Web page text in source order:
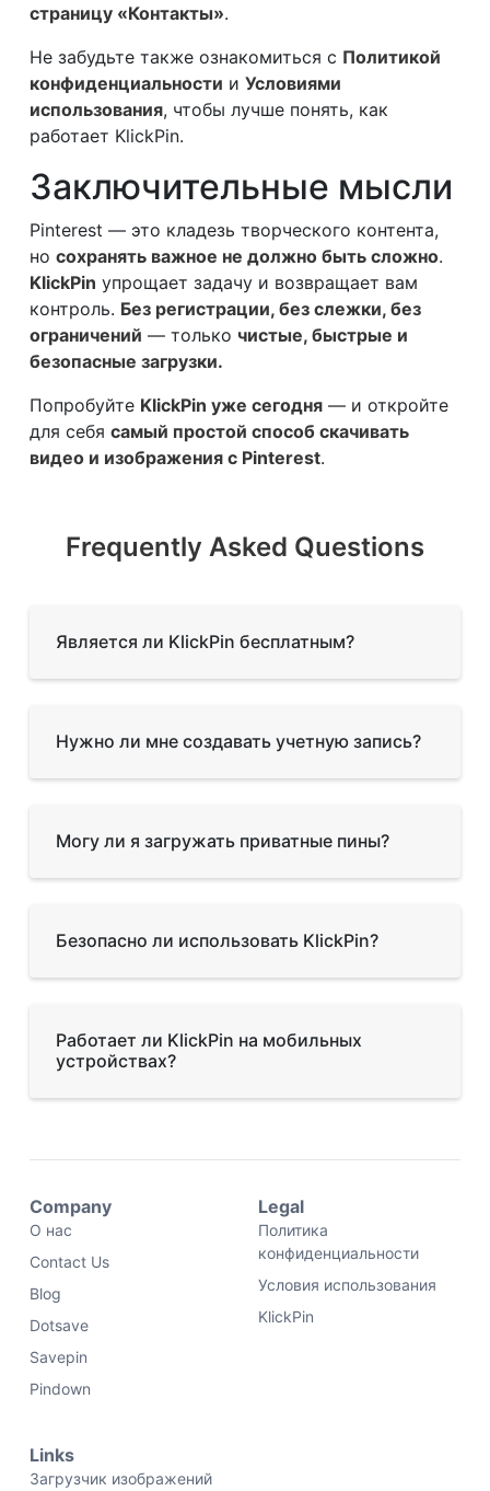
страницу «Контакты».
Не забудьте также ознакомиться с Политикой
конфиденциальности и Условиями
использования, чтобы лучше понять, как
работает KlickPin.
Заключительные мысли
Pinterest — это кладезь творческого контента,
но сохранять важное не должно быть сложно.
KlickPin упрощает задачу и возвращает вам
контроль. Без регистрации, без слежки, без
ограничений — только чистые, быстрые и
безопасные загрузки.
Попробуйте KlickPin уже сегодня — и откройте
для себя самый простой способ скачивать
видео и изображения с Pinterest.
Frequently Asked Questions
Является ли KlickPin бесплатным?
Нужно ли мне создавать учетную запись?
Могу ли я загружать приватные пины?
Безопасно ли использовать KlickPin?
Работает ли KlickPin на мобильных
устройствах?
Company
О нас
Contact Us
Blog
Dotsave
Savepin
Pindown
Legal
Политика
конфиденциальности
Условия использования
KlickPin
Links
Загрузчик изображений